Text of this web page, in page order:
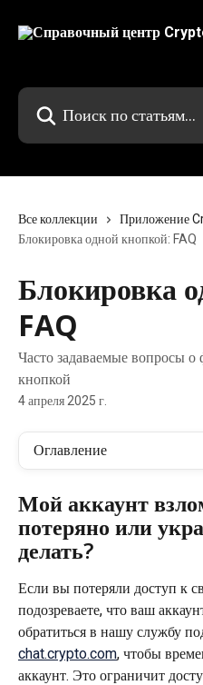
Поиск по статьям...
Все коллекции Приложение
Блокировка одной кнопкой: FAQ
Блокировка
FAQ
Часто задаваемые вопросы
кнопкой
4 апреля 2025 г.
Оглавление
Мой аккаунт
потеряно или
делать?
Если вы потеряли доступ к
подозреваете, что ваш
обратиться в нашу службу
chat.crypto.com, чтобы
аккаунт. Это ограничит